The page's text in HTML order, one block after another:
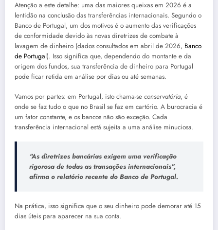
Atenção a este detalhe: uma das maiores queixas em 2026 é a
lentidão na conclusão das transferências internacionais. Segundo o
Banco de Portugal, um dos motivos é o aumento das verificações
de conformidade devido às novas diretrizes de combate à
lavagem de dinheiro (dados consultados em abril de 2026, Banco
de Portugal). Isso significa que, dependendo do montante e da
origem dos fundos, sua transferência de dinheiro para Portugal
pode ficar retida em análise por dias ou até semanas.
Vamos por partes: em Portugal, isto chama-se conservatória, é
onde se faz tudo o que no Brasil se faz em cartório. A burocracia é
um fator constante, e os bancos não são exceção. Cada
transferência internacional está sujeita a uma análise minuciosa.
“As diretrizes bancárias exigem uma verificação
rigorosa de todas as transações internacionais”,
afirma o relatório recente do Banco de Portugal.
Na prática, isso significa que o seu dinheiro pode demorar até 15
dias úteis para aparecer na sua conta.